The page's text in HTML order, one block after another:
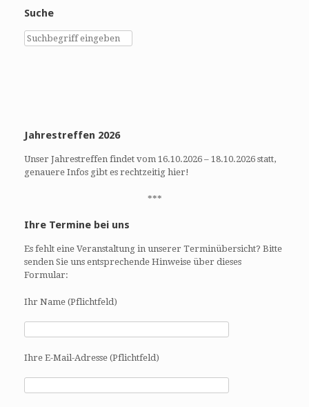
Suche
Jahrestreffen 2026
Unser Jahrestreffen findet vom 16.10.2026 – 18.10.2026 statt,
genauere Infos gibt es rechtzeitig hier!
***
Ihre Termine bei uns
Es fehlt eine Veranstaltung in unserer Terminübersicht? Bitte
senden Sie uns entsprechende Hinweise über dieses
Formular:
Ihr Name (Pflichtfeld)
Ihre E-Mail-Adresse (Pflichtfeld)